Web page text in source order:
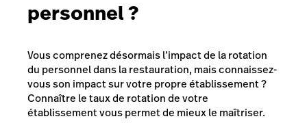
personnel ?
Vous comprenez désormais l’impact de la rotation
du personnel dans la restauration, mais connaissez-
vous son impact sur votre propre établissement ?
Connaître le taux de rotation de votre
établissement vous permet de mieux le maîtriser.